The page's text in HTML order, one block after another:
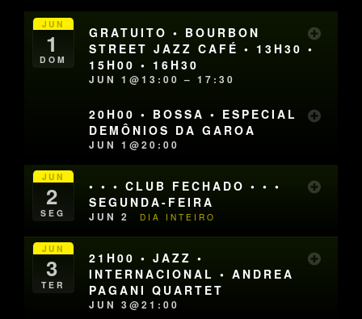
JUN
1
DOM
GRATUITO • BOURBON
STREET JAZZ CAFÉ • 13H30 •
15H00 • 16H30
JUN 1@13:00 – 17:30
20H00 • BOSSA • ESPECIAL
DEMÔNIOS DA GAROA
JUN 1@20:00
JUN
2
SEG
• • • CLUB FECHADO • • •
SEGUNDA-FEIRA
JUN 2 DIA INTEIRO
JUN
3
TER
21H00 • JAZZ •
INTERNACIONAL • ANDREA
PAGANI QUARTET
JUN 3@21:00